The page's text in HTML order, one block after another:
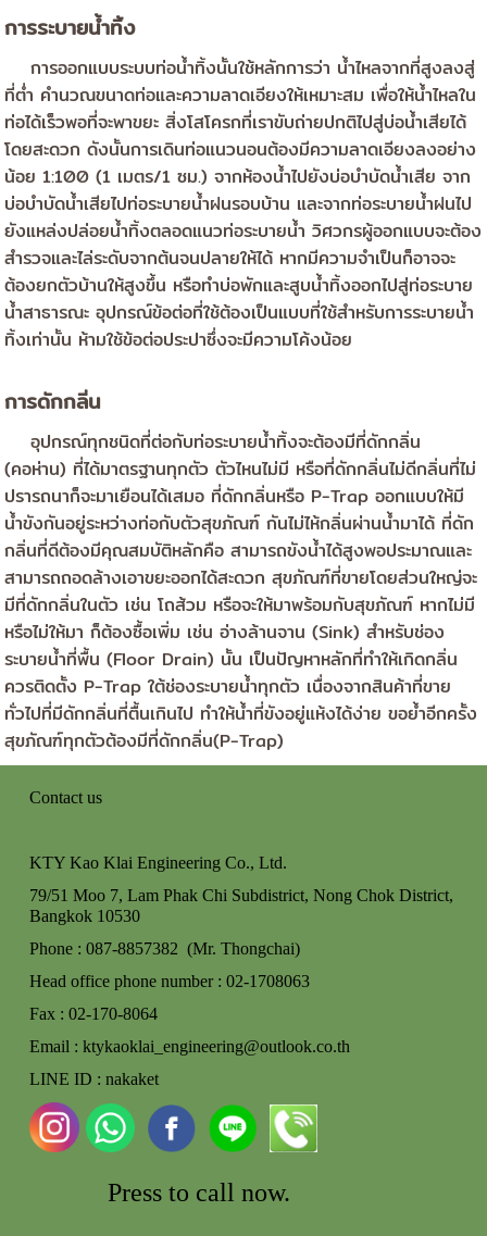
การระบายน้ำทิ้ง
การออกแบบระบบท่อน้ำทิ้งนั้นใช้หลักการว่า น้ำไหลจากที่สูงลงสู่
ที่ต่ำ คำนวณขนาดท่อและความลาดเอียงให้เหมาะสม เพื่อให้น้ำไหลใน
ท่อได้เร็วพอที่จะพาขยะ สิ่งโสโครกที่เราขับถ่ายปกติไปสู่บ่อน้ำเสียได้
โดยสะดวก ดังนั้นการเดินท่อแนวนอนต้องมีความลาดเอียงลงอย่าง
น้อย 1:100 (1 เมตร/1 ซม.) จากห้องน้ำไปยังบ่อบำบัดน้ำเสีย จาก
บ่อบำบัดน้ำเสียไปท่อระบายน้ำฝนรอบบ้าน และจากท่อระบายน้ำฝนไป
ยังแหล่งปล่อยน้ำทิ้งตลอดแนวท่อระบายน้ำ วิศวกรผู้ออกแบบจะต้อง
สำรวจและไล่ระดับจากต้นจนปลายให้ได้ หากมีความจำเป็นก็อาจจะ
ต้องยกตัวบ้านให้สูงขึ้น หรือทำบ่อพักและสูบน้ำทิ้งออกไปสู่ท่อระบาย
น้ำสาธารณะ อุปกรณ์ข้อต่อที่ใช้ต้องเป็นแบบที่ใช้สำหรับการระบายน้ำ
ทิ้งเท่านั้น ห้ามใช้ข้อต่อประปาซึ่งจะมีความโค้งน้อย
การดักกลิ่น
อุปกรณ์ทุกชนิดที่ต่อกับท่อระบายน้ำทิ้งจะต้องมีที่ดักกลิ่น
(คอห่าน) ที่ได้มาตรฐานทุกตัว ตัวไหนไม่มี หรือที่ดักกลิ่นไม่ดีกลิ่นที่ไม่
ปรารถนาก็จะมาเยือนได้เสมอ ที่ดักกลิ่นหรือ P-Trap ออกแบบให้มี
น้ำขังกันอยู่ระหว่างท่อกับตัวสุขภัณฑ์ กันไม่ไห้กลิ่นผ่านน้ำมาได้ ที่ดัก
กลิ่นที่ดีต้องมีคุณสมบัติหลักคือ สามารถขังน้ำได้สูงพอประมาณและ
สามารถถอดล้างเอาขยะออกได้สะดวก สุขภัณฑ์ที่ขายโดยส่วนใหญ่จะ
มีที่ดักกลิ่นในตัว เช่น โถส้วม หรือจะให้มาพร้อมกับสุขภัณฑ์ หากไม่มี
หรือไม่ให้มา ก็ต้องซื้อเพิ่ม เช่น อ่างล้านจาน (Sink) สำหรับช่อง
ระบายน้ำที่พื้น (Floor Drain) นั้น เป็นปัญหาหลักที่ทำให้เกิดกลิ่น
ควรติดตั้ง P-Trap ใต้ช่องระบายน้ำทุกตัว เนื่องจากสินค้าที่ขาย
ทั่วไปที่มีดักกลิ่นที่ตื้นเกินไป ทำให้น้ำที่ขังอยู่แห้งได้ง่าย ขอย้ำอีกครั้ง
สุขภัณฑ์ทุกตัวต้องมีที่ดักกลิ่น(P-Trap)
Contact us
KTY Kao Klai Engineering Co., Ltd.
79/51 Moo 7, Lam Phak Chi Subdistrict, Nong ChokDistrict,
Bangkok 10530
Phone : 087-8857382 (Mr. Thongchai)
Head office phone number : 02-1708063
Fax : 02-170-8064
Email : ktykaoklai_engineering@outlook.co.th
LINE ID : nakaket
Press to call now.